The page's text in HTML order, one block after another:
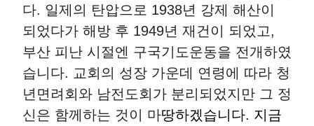
다. 일제의 탄압으로 1938년 강제 해산이
되었다가 해방 후 1949년 재건이 되었고,
부산 피난 시절엔 구국기도운동을 전개하였
습니다. 교회의 성장 가운데 연령에 따라 청
년면려회와 남전도회가 분리되었지만 그 정
신은 함께하는 것이 마땅하겠습니다. 지금